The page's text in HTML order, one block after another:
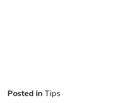
Posted in Tips